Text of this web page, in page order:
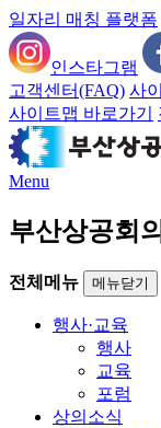
일자리 매칭 플랫폼
인스타그램
고객센터(FAQ) 사
사이트맵 바로가기
Menu
부산상공회
전체메뉴 메뉴닫기
행사·교육
행사
교육
포럼
상의소식